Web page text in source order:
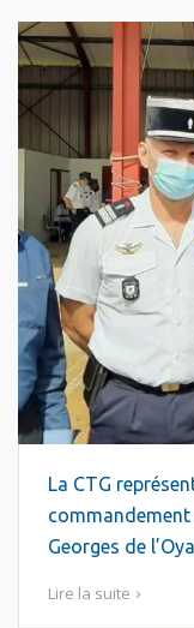
La CTG
commandement
Georges de
Lire la suite